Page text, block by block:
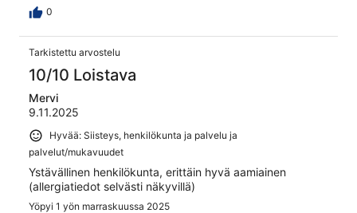
0
Tarkistettu arvostelu
10/10 Loistava
Mervi
9.11.2025
Hyvää: Siisteys, henkilökunta ja palvelu ja
palvelut/mukavuudet
Ystävällinen henkilökunta, erittäin hyvä aamiainen
(allergiatiedot selvästi näkyvillä)
Yöpyi 1 yön marraskuussa 2025